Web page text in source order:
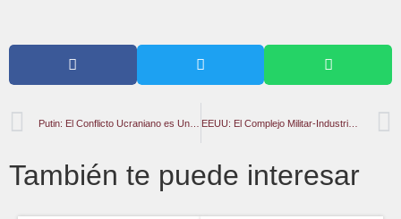
EEUU: El Complejo Militar-Industrial En La Actualidad
También te puede interesar